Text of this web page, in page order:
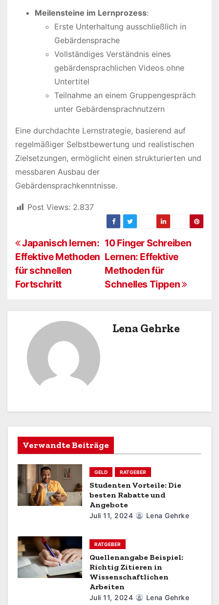
Meilensteine im Lernprozess:
Erste Unterhaltung ausschließlich in
Gebärdensprache
Vollständiges Verständnis eines
gebärdensprachlichen Videos ohne
Untertitel
Teilnahme an einem Gruppengespräch
unter Gebärdensprachnutzern
Eine durchdachte Lernstrategie, basierend auf
regelmäßiger Selbstbewertung und realistischen
Zielsetzungen, ermöglicht einen strukturierten und
messbaren Ausbau der
Gebärdensprachkenntnisse.
Post Views: 2.837
B
e
i
v
i
g
a
i
o
n
10 Finger Schreiben
Lernen: Effektive
Methoden für
Schnelles Tippen
Japanisch lernen:
Effektive Methoden
für schnellen
Fortschritt
Lena Gehrke
Verwandte Beiträge
GELD RATGEBER
Studenten Vorteile: Die
besten Rabatte und
Angebote
Juli 11, 2024 Lena Gehrke
RATGEBER
Quellenangabe Beispiel:
Richtig Zitieren in
Wissenschaftlichen
Arbeiten
Juli 11, 2024 Lena Gehrke